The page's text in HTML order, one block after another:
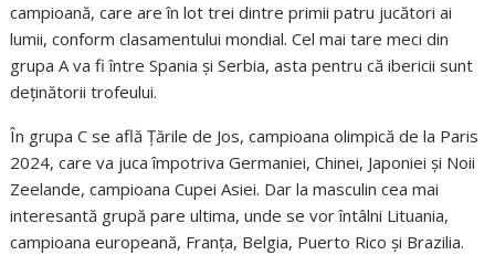
campioană, care are în lot trei dintre primii patru jucători ai
lumii, conform clasamentului mondial. Cel mai tare meci din
grupa A va fi între Spania și Serbia, asta pentru că ibericii sunt
deținătorii trofeului.
În grupa C se află Țările de Jos, campioana olimpică de la Paris
2024, care va juca împotriva Germaniei, Chinei, Japoniei și Noii
Zeelande, campioana Cupei Asiei. Dar la masculin cea mai
interesantă grupă pare ultima, unde se vor întâlni Lituania,
campioana europeană, Franța, Belgia, Puerto Rico și Brazilia.